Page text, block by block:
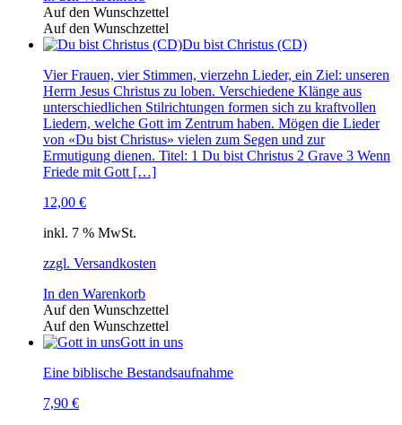
Auf den Wunschzettel
Auf den Wunschzettel
Du bist Christus (CD)
Vier Frauen, vier Stimmen, vierzehn Lieder, ein Ziel: unseren
Herrn Jesus Christus zu loben. Verschiedene Klänge aus
unterschiedlichen Stilrichtungen formen sich zu kraftvollen
Liedern, welche Gott im Zentrum haben. Mögen die Lieder
von «Du bist Christus» vielen zum Segen und zur
Ermutigung dienen. Titel: 1 Du bist Christus 2 Grave 3 Wenn
Friede mit Gott […]
12,00 €
inkl. 7 % MwSt.
zzgl. Versandkosten
In den Warenkorb
Auf den Wunschzettel
Auf den Wunschzettel
Gott in uns
Eine biblische Bestandsaufnahme
7,90 €